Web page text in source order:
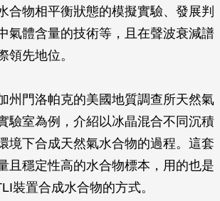
合物相平衡狀態的模擬實驗、發展判
氣體含量的技術等，且在聲波衰減譜
領先地位。
州門洛帕克的美國地質調查所天然氣
驗室為例，介紹以冰晶混合不同沉積
境下合成天然氣水合物的過程。這套
且穩定性高的水合物標本，用的也是
裝置合成水合物的方式。